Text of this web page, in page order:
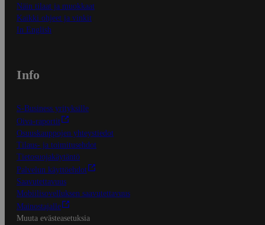
Näin tilaat ja muokkaat
Kaikki ohjeet ja vinkit
In English
Info
S-Business yrityksille
Oiva-raportit
Osuuskauppojen yhteystiedot
Tilaus- ja toimitusehdot
Tietosuojakäytäntö
Palvelun käyttöehdot
Saavutettavuus
Mobiilisovelluksen saavutettavuus
Mainostajalle
Muuta evästeasetuksia